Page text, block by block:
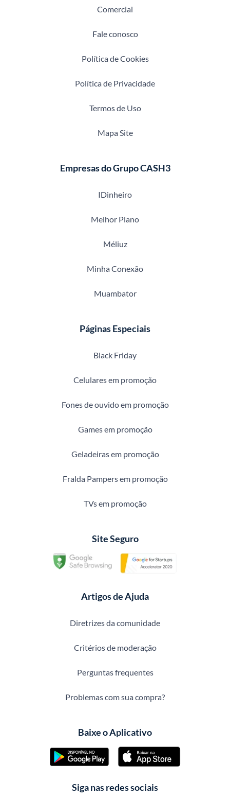
Comercial
Fale conosco
Política de Cookies
Política de Privacidade
Termos de Uso
Mapa Site
Empresas do Grupo CASH3
IDinheiro
Melhor Plano
Méliuz
Minha Conexão
Muambator
Páginas Especiais
Black Friday
Celulares em promoção
Fones de ouvido em promoção
Games em promoção
Geladeiras em promoção
Fralda Pampers em promoção
TVs em promoção
Site Seguro
Artigos de Ajuda
Diretrizes da comunidade
Critérios de moderação
Perguntas frequentes
Problemas com sua compra?
Baixe o Aplicativo
Siga nas redes sociais